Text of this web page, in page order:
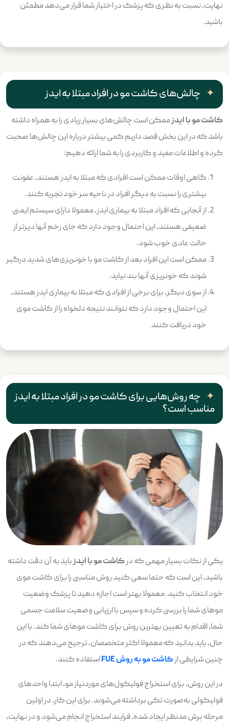
نهایت، نسبت به نظری که پزشک در اختیار شما قرار می‌دهد مطمئن
باشید.
چالش‌های کاشت مو در افراد مبتلا به ایدز
کاشت مو با ایدزممکن است چالش‌های بسیار زیادی را به همراه داشته
باشد که در این بخش قصد داریم کمی بیشتر درباره این چالش‌ها صحبت
کرده و اطلاعات مفید و کاربردی را به شما ارائه دهیم:
گاهی اوقات ممکن است افرادی که مبتلا به ایدز هستند، عفونت
بیشتری را نسبت به دیگر افراد در ناحیه سر خود تجربه کنند.
از آنجایی که افراد مبتلا به بیماری ایدز، معمولا دارای سیستم ایمنی
ضعیفی هستند، این احتمال وجود دارد که جای زخم آنها دیرتر از
حالت عادی خوب شود.
ممکن است این افراد بعد از کاشت مو با خونریزی‌های شدید درگیر
شوند که خونریزی آنها بند نیاید.
از سوی دیگر، برای برخی از افرادی که مبتلا به بیماری ایدز هستند،
این احتمال وجود دارد که نتوانند نتیجه دلخواه را از کاشت موی
خود دریافت کنند.
چه روش‌هایی برای کاشت مو در افراد مبتلا به ایدز
مناسب است؟
یکی از نکات بسیار مهمی که درکاشت مو با ایدزباید به آن دقت داشته
باشید، این است که حتما سعی کنید روش مناسبی را برای کاشت موی
خود انتخاب کنید. معمولا بهتر است اجازه دهید تا پزشک وضعیت
موهای شما را بررسی کرده و سپس با ارزیابی وضعیت سلامت جسمی
شما، اقدام به تعیین بهترین روش برای کاشت موهای شما کند. با این
حال، باید بدانید که معمولا اکثر متخصصان، ترجیح می‌دهند که در
چنین شرایطی ازکاشت مو به روش FUE استفاده کنند.
در این روش، برای استخراج فولیکول‌های موردنیاز مو، ابتدا واحدهای
فولیکولی به‌صورت تکی برداشته می‌شوند. برای این کار، در اولین
مرحله برش مدنظر ایجاد شده، فرایند استخراج انجام می‌شود و در نهایت،